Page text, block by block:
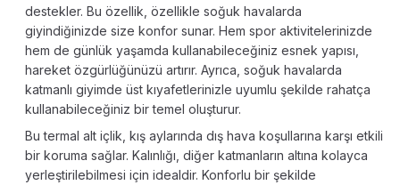
destekler. Bu özellik, özellikle soğuk havalarda
giyindiğinizde size konfor sunar. Hem spor aktivitelerinizde
hem de günlük yaşamda kullanabileceğiniz esnek yapısı,
hareket özgürlüğünüzü artırır. Ayrıca, soğuk havalarda
katmanlı giyimde üst kıyafetlerinizle uyumlu şekilde rahatça
kullanabileceğiniz bir temel oluşturur.
Bu termal alt içlik, kış aylarında dış hava koşullarına karşı etkili
bir koruma sağlar. Kalınlığı, diğer katmanların altına kolayca
yerleştirilebilmesi için idealdir. Konforlu bir şekilde